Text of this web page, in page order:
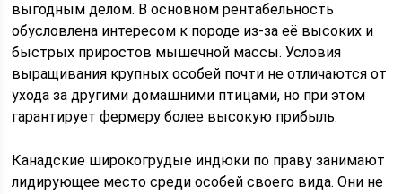
выгодным делом. В основном рентабельность
обусловлена интересом к породе из-за её высоких и
быстрых приростов мышечной массы. Условия
выращивания крупных особей почти не отличаются от
ухода за другими домашними птицами, но при этом
гарантирует фермеру более высокую прибыль.
Канадские широкогрудые индюки по праву занимают
лидирующее место среди особей своего вида. Они не